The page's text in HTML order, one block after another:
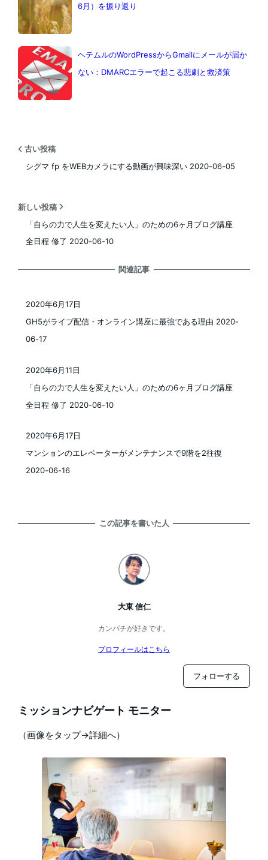
6月）を振り返り
ヘテムルのWordPressからGmailにメールが届か
ない：DMARCエラーで起こる悲劇と救済策
古い投稿
シグマ fp をWEBカメラにする動画が興味深い 2020-06-05
新しい投稿
「自らの力で人生を変えたい人」のための6ヶ月ブログ講座
全日程 修了 2020-06-10
関連記事
GH5がライブ配信・オンライン講座に最強である理由 2020-
06-17
2020年6月17日
「自らの力で人生を変えたい人」のための6ヶ月ブログ講座
全日程 修了 2020-06-10
2020年6月11日
マンションのエレベーターがメンテナンスで9階を2往復
2020-06-16
2020年6月17日
この記事を書いた人
大東 信仁
カンパチが好きです。
プロフィールはこちら
フォローする
ミッションナビゲート モニター
（画像をタップ→詳細へ）